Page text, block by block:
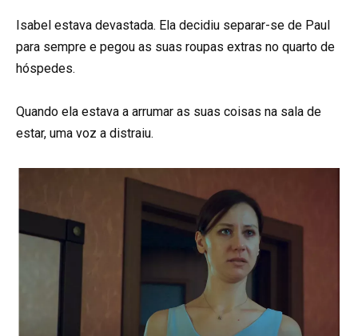
Isabel estava devastada. Ela decidiu separar-se de Paul
para sempre e pegou as suas roupas extras no quarto de
hóspedes.
Quando ela estava a arrumar as suas coisas na sala de
estar, uma voz a distraiu.